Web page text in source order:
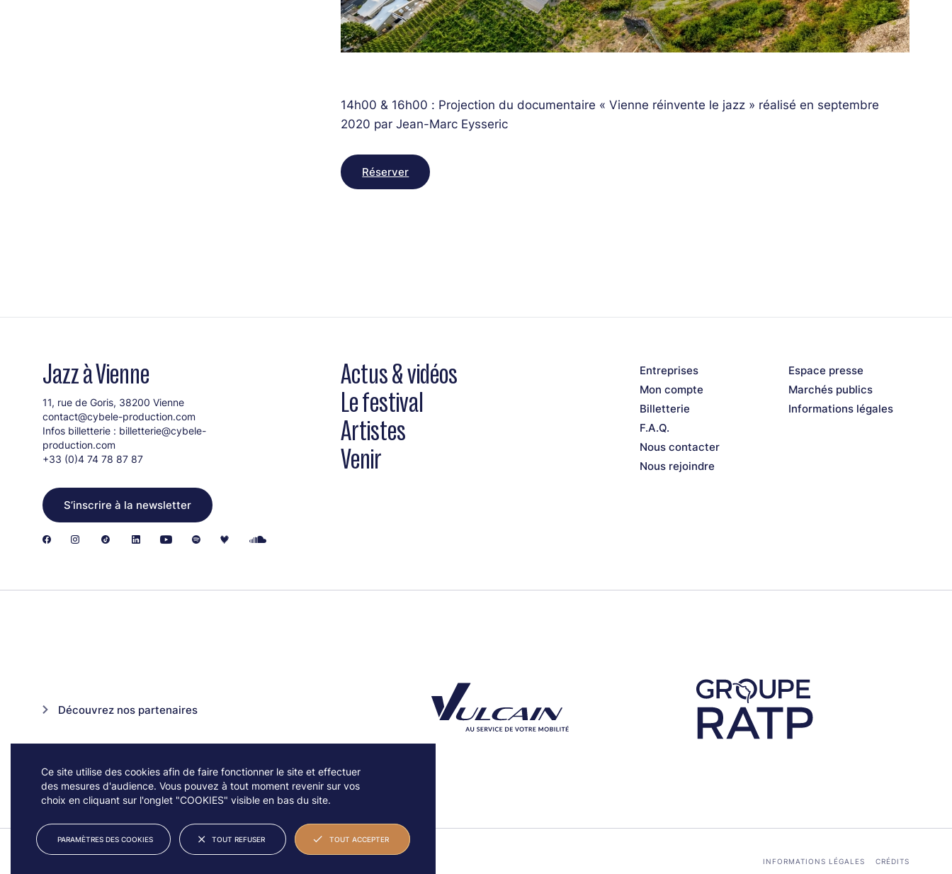
Ce site utilise des cookies afin de faire fonctionner le site et effectuer
des mesures d'audience. Vous pouvez à tout moment revenir sur vos
choix en cliquant sur l'onglet "COOKIES" visible en bas du site.
PARAMÈTRES DES COOKIES TOUT REFUSER TOUT ACCEPTER
14h00 & 16h00 : Projection du documentaire « Vienne réinvente le jazz » réalisé en septembre
2020 par Jean-Marc Eysseric
Réserver
Jazz à Vienne
11, rue de Goris, 38200 Vienne
contact@cybele-production.com
Infos billetterie : billetterie@cybele-
production.com
+33 (0)4 74 78 87 87
S’inscrire à la newsletter
Actus & vidéos
Le festival
Artistes
Venir
Entreprises
Mon compte
Billetterie
F.A.Q.
Nous contacter
Nous rejoindre
Espace presse
Marchés publics
Informations légales
Découvrez nos partenaires
INFORMATIONS LÉGALES CRÉDITS